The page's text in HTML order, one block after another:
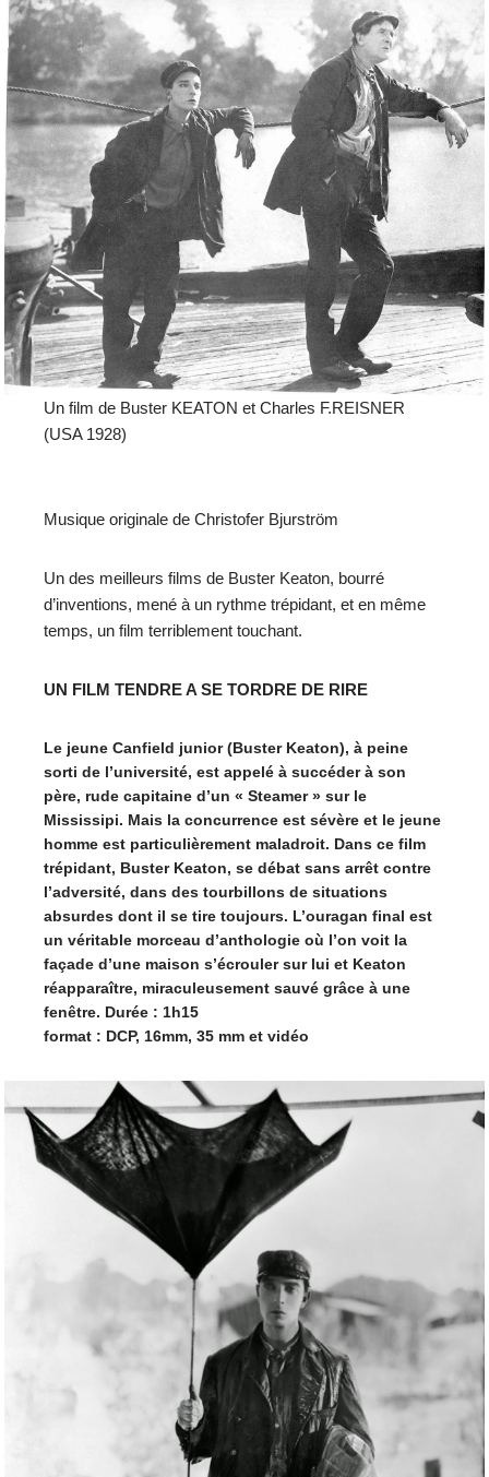
Un film de Buster KEATON et Charles F.REISNER
(USA 1928)
Musique originale de Christofer Bjurström
Un des meilleurs films de Buster Keaton, bourré
d’inventions, mené à un rythme trépidant, et en même
temps, un film terriblement touchant.
UN FILM TENDRE A SE TORDRE DE RIRE
Le jeune Canfield junior (Buster Keaton), à peine
sorti de l’université, est appelé à succéder à son
père, rude capitaine d’un « Steamer » sur le
Mississipi. Mais la concurrence est sévère et le jeune
homme est particulièrement maladroit. Dans ce film
trépidant, Buster Keaton, se débat sans arrêt contre
l’adversité, dans des tourbillons de situations
absurdes dont il se tire toujours. L’ouragan final est
un véritable morceau d’anthologie où l’on voit la
façade d’une maison s’écrouler sur lui et Keaton
réapparaître, miraculeusement sauvé grâce à une
fenêtre. Durée : 1h15
format : DCP, 16mm, 35 mm et vidéo